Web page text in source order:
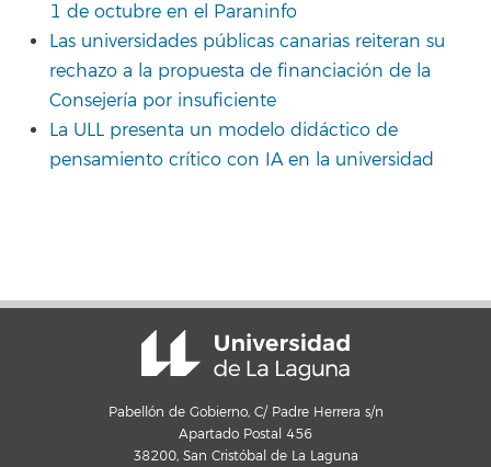
1 de octubre en el Paraninfo
Las universidades públicas canarias reiteran su
rechazo a la propuesta de financiación de la
Consejería por insuficiente
La ULL presenta un modelo didáctico de
pensamiento crítico con IA en la universidad
Pabellón de Gobierno, C/ Padre Herrera s/n
Apartado Postal 456
38200, San Cristóbal de La Laguna